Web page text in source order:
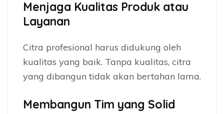
Menjaga Kualitas Produk atau
Layanan
Citra profesional harus didukung oleh
kualitas yang baik. Tanpa kualitas, citra
yang dibangun tidak akan bertahan lama.
Membangun Tim yang Solid